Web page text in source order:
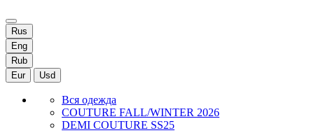
Rus
Eng
Rub
Eur
Usd
Вся одежда
COUTURE FALL/WINTER 2026
DEMI COUTURE SS25